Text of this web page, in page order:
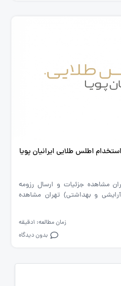
اطلس طلایی ایرانیان پویا
مشاهده جزئیات و ارسال رزومه
و بهداشتی) تهران مشاهده
زمان مطالعه: 1دقیقه
بدون دیدگاه